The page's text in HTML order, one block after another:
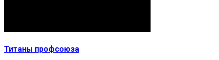
Титаны профсоюза